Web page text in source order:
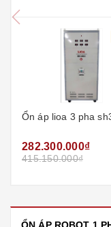
Ổn áp lioa 3 pha
282.300.000₫
415.150.000₫